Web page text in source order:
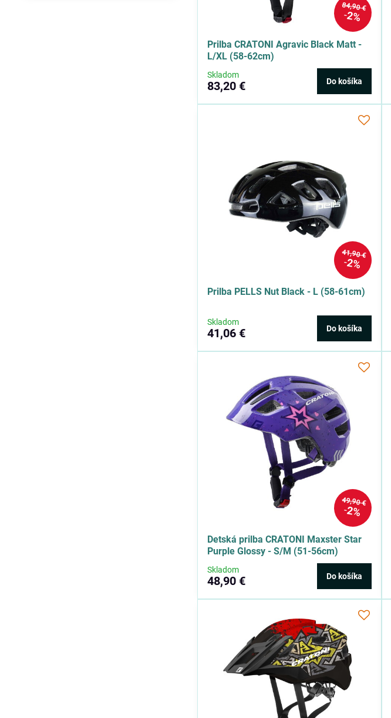
84,90 €
2%
Prilba CRATONI Agravic Black Matt -
L/XL (58-62cm)
Skladom
83,20 € Do košíka
41,90 €
2%
Prilba PELLS Nut Black - L (58-61cm)
Skladom
41,06 € Do košíka
49,90 €
2%
Detská prilba CRATONI Maxster Star
Purple Glossy - S/M (51-56cm)
Skladom
48,90 € Do košíka